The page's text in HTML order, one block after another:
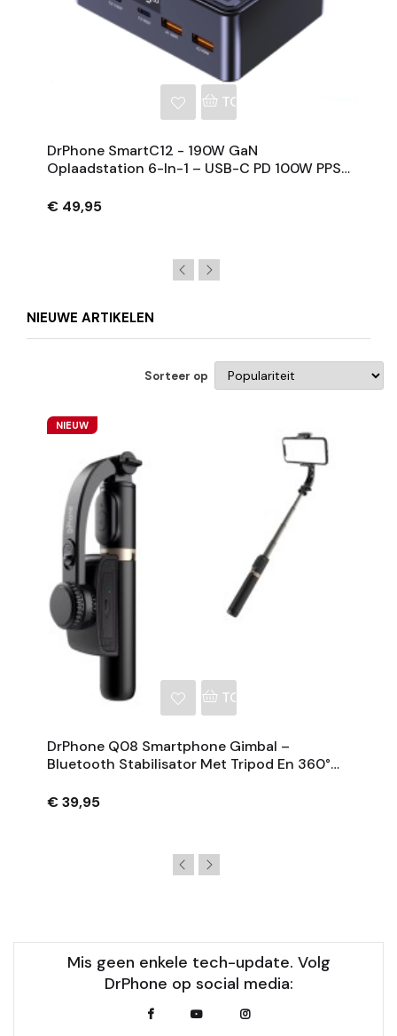
TOEVOEGEN AAN
DrPhone SmartC12 - 190W GaN
Oplaadstation 6-In-1 – USB-C PD 100W PPS
Tablet/Laptop/Smartphone
€ 49,95
NIEUWE ARTIKELEN
Sorteer op
NIEUW
TOEVOEGEN AAN
DrPhone Q08 Smartphone Gimbal –
Bluetooth Stabilisator Met Tripod En 360°
€ 39,95
Mis geen enkele tech-update. Volg
DrPhone op social media: